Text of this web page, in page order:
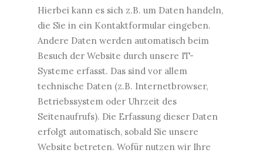
Hierbei kann es sich z.B. um Daten handeln,
die Sie in ein Kontaktformular eingeben.
Andere Daten werden automatisch beim
Besuch der Website durch unsere IT-
Systeme erfasst. Das sind vor allem
technische Daten (z.B. Internetbrowser,
Betriebssystem oder Uhrzeit des
Seitenaufrufs). Die Erfassung dieser Daten
erfolgt automatisch, sobald Sie unsere
Website betreten. Wofür nutzen wir Ihre